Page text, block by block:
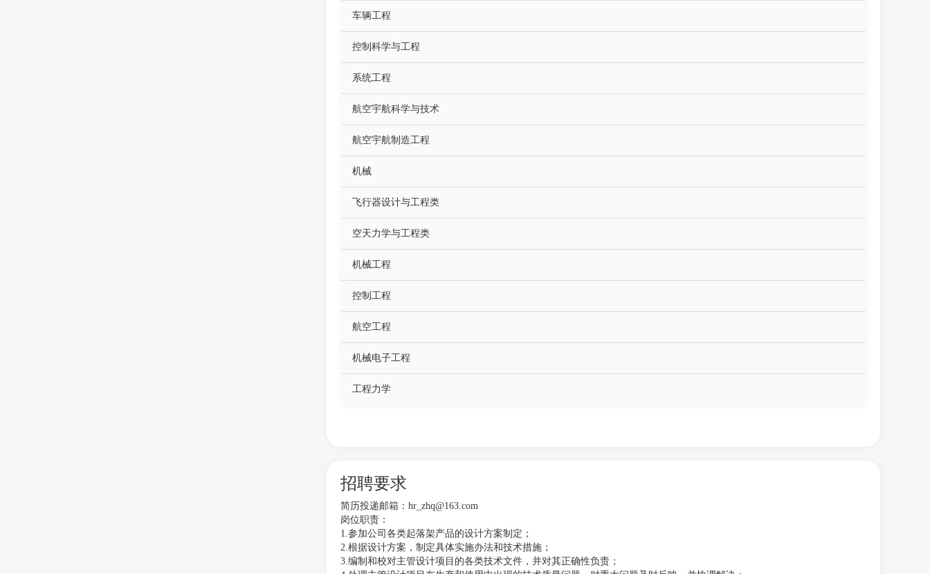
车辆工程
控制科学与工程
系统工程
航空宇航科学与技术
航空宇航制造工程
机械
飞行器设计与工程类
空天力学与工程类
机械工程
控制工程
航空工程
机械电子工程
工程力学
招聘要求
简历投递邮箱：hr_zhq@163.com
岗位职责：
1.参加公司各类起落架产品的设计方案制定；
2.根据设计方案，制定具体实施办法和技术措施；
3.编制和校对主管设计项目的各类技术文件，并对其正确性负责；